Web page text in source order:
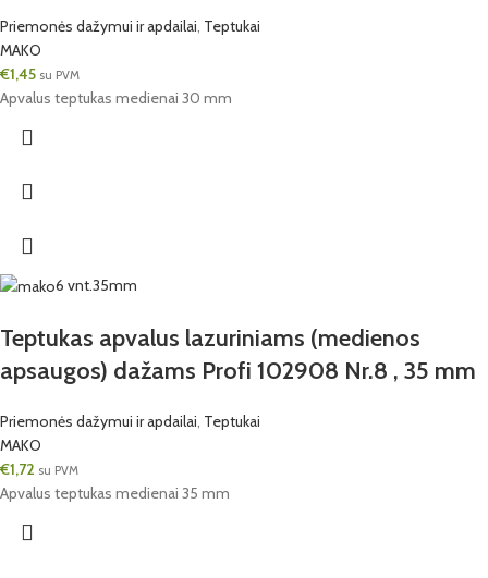
Priemonės dažymui ir apdailai, Teptukai
MAKO
€1,45 su PVM
Apvalus teptukas medienai 30 mm
6 vnt.35mm
Teptukas apvalus lazuriniams (medienos
apsaugos) dažams Profi 102908 Nr.8 , 35 mm
Priemonės dažymui ir apdailai, Teptukai
MAKO
€1,72 su PVM
Apvalus teptukas medienai 35 mm